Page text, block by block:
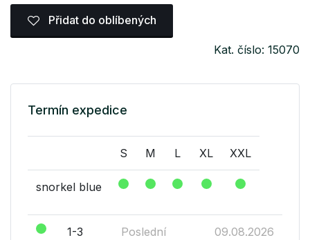
Přidat do oblíbených
Kat. číslo: 15070
Termín expedice
S M L XL XXL
snorkel blue
1-3
Poslední
09.08.2026